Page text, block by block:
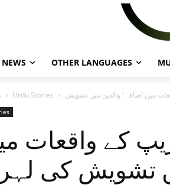
OTHER LANGUAGES
Urdu Stories
کے واقعات
تشویش کی